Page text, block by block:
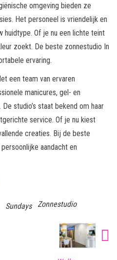
omgeving bieden ze
Het personeel is vriendelijk en
huidtype. Of je nu een lichte teint
zoekt. De beste zonnestudio In
ervaring.
een team van ervaren
manicures, gel- en
studio’s staat bekend om haar
service. Of je nu kiest
creaties. Bij de beste
aandacht en
Sundays Zonnestudio